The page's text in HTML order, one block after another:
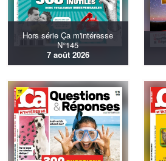
Hors série Ça m'intéresse
N°145
7 août 2026